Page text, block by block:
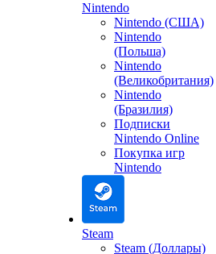
Nintendo
Nintendo (США)
Nintendo
(Польша)
Nintendo
(Великобритания)
Nintendo
(Бразилия)
Подписки
Nintendo Online
Покупка игр
Nintendo
Steam
Steam (Доллары)